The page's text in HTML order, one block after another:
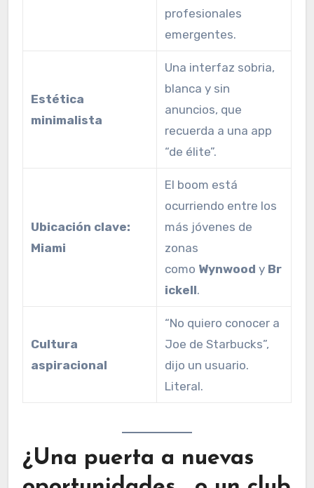
profesionales
emergentes.
Estética
minimalista
Una interfaz sobria,
blanca y sin
anuncios, que
recuerda a una app
“de élite”.
Ubicación clave:
Miami
El boom está
ocurriendo entre los
más jóvenes de
zonas
como Wynwood y Br
ickell.
Cultura
aspiracional
“No quiero conocer a
Joe de Starbucks”,
dijo un usuario.
Literal.
¿Una puerta a nuevas